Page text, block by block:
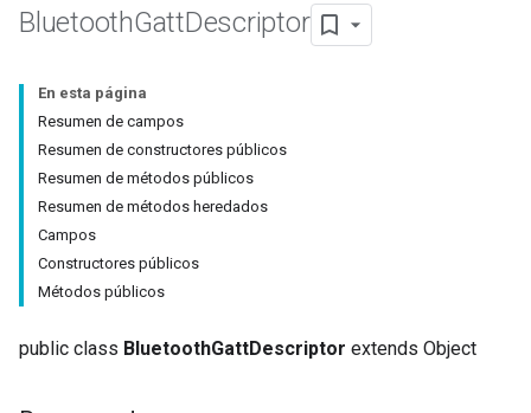
BluetoothGattDescriptor
En esta página
Resumen de campos
Resumen de constructores públicos
Resumen de métodos públicos
Resumen de métodos heredados
Campos
Constructores públicos
Métodos públicos
public class BluetoothGattDescriptor extends Object